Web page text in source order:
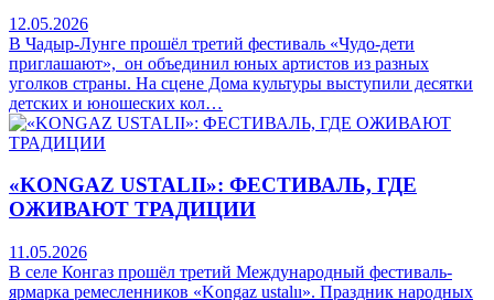
12.05.2026
В Чадыр-Лунге прошёл третий фестиваль «Чудо-дети
приглашают», он объединил юных артистов из разных
уголков страны. На сцене Дома культуры выступили десятки
детских и юношеских кол…
«KONGAZ USTALII»: ФЕСТИВАЛЬ, ГДЕ
ОЖИВАЮТ ТРАДИЦИИ
11.05.2026
В селе Конгаз прошёл третий Международный фестиваль-
ярмарка ремесленников «Kongaz ustalıı». Праздник народных